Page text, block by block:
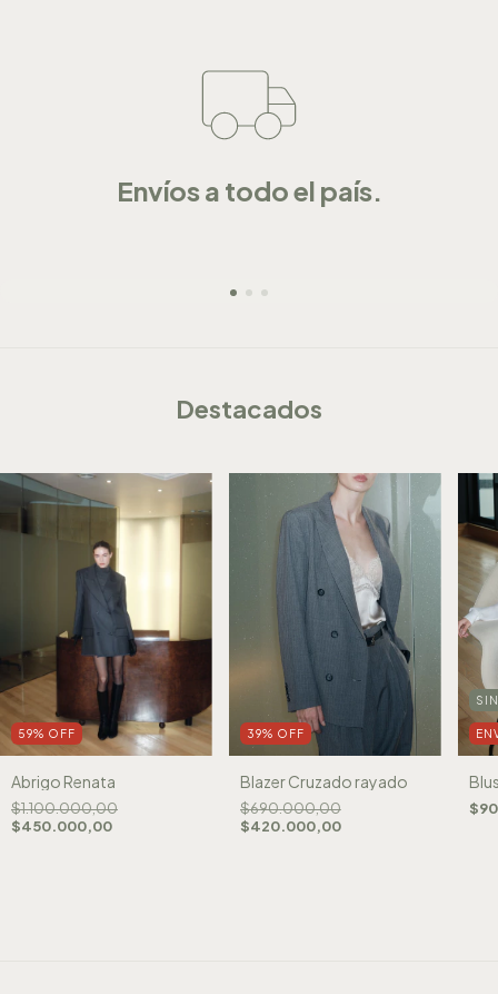
Envíos a todo el país.
Destacados
59% OFF
Abrigo Renata
$1.100.000,00
$450.000,00
39% OFF
Blazer Cruzado rayado
$690.000,00
$420.000,00